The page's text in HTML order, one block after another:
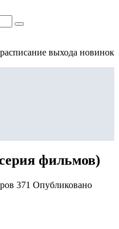
выхода новинок
фильмов)
371 Опубликовано